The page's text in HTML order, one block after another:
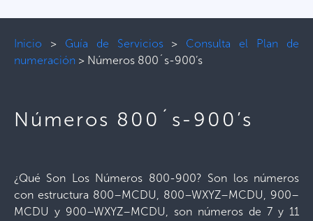
Inicio > Guía de Servicios> Consulta el Plan de
numeración > Números 800´s-900’s
Números 800´s-900’s
¿Qué Son Los Números 800-900? Son los números
con estructura 800–MCDU, 800–WXYZ–MCDU, 900–
MCDU y 900–WXYZ–MCDU, son números de 7 y 11